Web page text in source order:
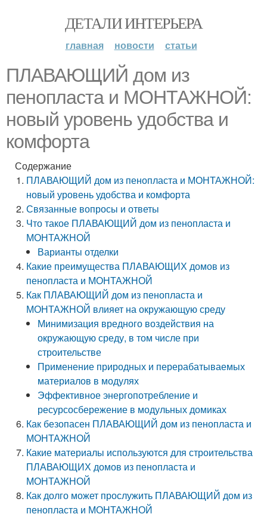
ДЕТАЛИ ИНТЕРЬЕРА
главная новости статьи
ПЛАВАЮЩИЙ дом из
пенопласта и МОНТАЖНОЙ:
новый уровень удобства и
комфорта
Содержание
ПЛАВАЮЩИЙ дом из пенопласта и МОНТАЖНОЙ:
новый уровень удобства и комфорта
Связанные вопросы и ответы
Что такое ПЛАВАЮЩИЙ дом из пенопласта и
МОНТАЖНОЙ
Варианты отделки
Какие преимущества ПЛАВАЮЩИХ домов из
пенопласта и МОНТАЖНОЙ
Как ПЛАВАЮЩИЙ дом из пенопласта и
МОНТАЖНОЙ влияет на окружающую среду
Минимизация вредного воздействия на
окружающую среду, в том числе при
строительстве
Применение природных и перерабатываемых
материалов в модулях
Эффективное энергопотребление и
ресурсосбережение в модульных домиках
Как безопасен ПЛАВАЮЩИЙ дом из пенопласта и
МОНТАЖНОЙ
Какие материалы используются для строительства
ПЛАВАЮЩИХ домов из пенопласта и
МОНТАЖНОЙ
Как долго может прослужить ПЛАВАЮЩИЙ дом из
пенопласта и МОНТАЖНОЙ